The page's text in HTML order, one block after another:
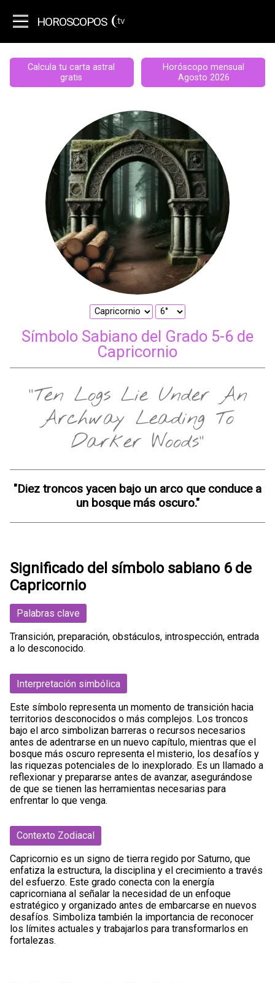
HOROSCOPOS .tv
Calcula tu carta astral
gratis
Horóscopo mensual
Agosto 2026
Símbolo Sabiano del Grado 5-6 de
Capricornio
"Ten Logs Lie Under An
Archway Leading To
Darker Woods"
"Diez troncos yacen bajo un arco que conduce a
un bosque más oscuro."
Significado del símbolo sabiano 6 de
Capricornio
Palabras clave
Transición, preparación, obstáculos, introspección, entrada
a lo desconocido.
Interpretación simbólica
Este símbolo representa un momento de transición hacia
territorios desconocidos o más complejos. Los troncos
bajo el arco simbolizan barreras o recursos necesarios
antes de adentrarse en un nuevo capítulo, mientras que el
bosque más oscuro representa el misterio, los desafíos y
las riquezas potenciales de lo inexplorado. Es un llamado a
reflexionar y prepararse antes de avanzar, asegurándose
de que se tienen las herramientas necesarias para
enfrentar lo que venga.
Contexto Zodiacal
Capricornio es un signo de tierra regido por Saturno, que
enfatiza la estructura, la disciplina y el crecimiento a través
del esfuerzo. Este grado conecta con la energía
capricorniana al señalar la necesidad de un enfoque
estratégico y organizado antes de embarcarse en nuevos
desafíos. Simboliza también la importancia de reconocer
los límites actuales y trabajarlos para transformarlos en
fortalezas.